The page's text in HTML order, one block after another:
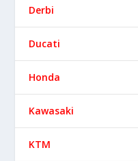
Derbi
Ducati
Honda
Kawasaki
KTM